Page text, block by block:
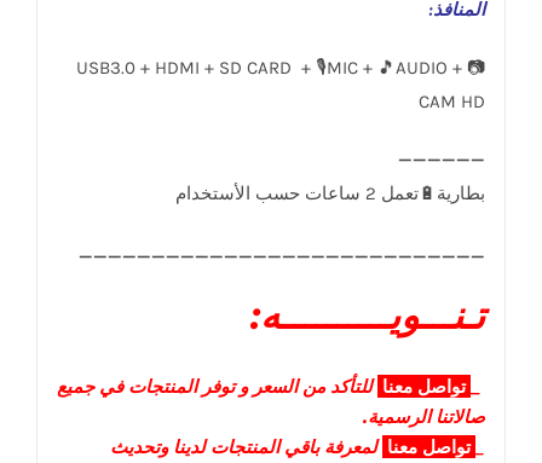
المنافذ:
USB3.0 + HDMI + SD CARD + 🎙️MIC + 🎵AUDIO + 📷
CAM HD
____________________________
تـنـــويــــــــــه:
تواصل معنا للتأكد من السعر و توفر المنتجات في جميع
صالاتنا الرسمية.
تواصل معنا لمعرفة باقي المنتجات لدينا وتحديث